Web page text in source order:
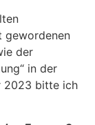
gewordenen
der
in der
2023 bitte ich